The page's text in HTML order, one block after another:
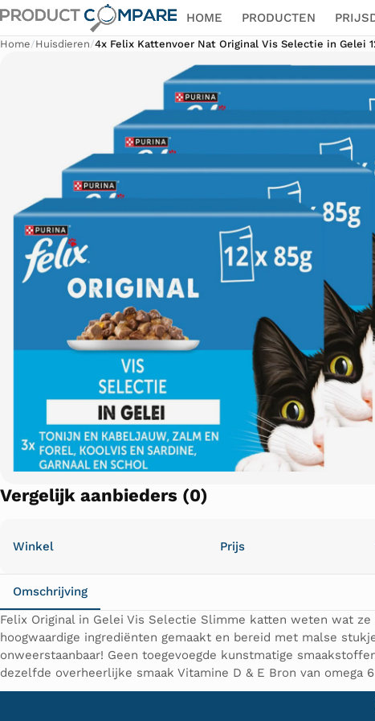
HOME PRODUCTEN
Home/Huisdieren/4x Felix Kattenvoer Nat Original Vis Selectie in Gelei
Vergelijk aanbieders (0)
Winkel Prijs
Omschrijving
Felix Original in Gelei Vis Selectie Slimme katten weten wat
hoogwaardige ingrediënten gemaakt en bereid met malse
onweerstaanbaar! Geen toegevoegde kunstmatige
dezelfde overheerlijke smaak Vitamine D & E Bron van omega